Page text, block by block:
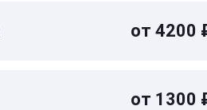
от 4200
от 1300